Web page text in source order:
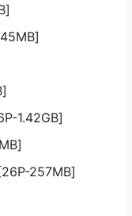
1.42GB]
257MB]